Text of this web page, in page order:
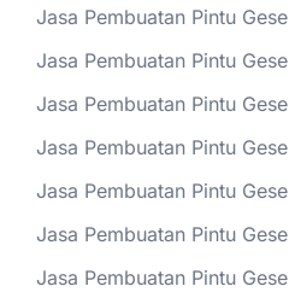
Jasa Pembuatan Pintu
Jasa Pembuatan Pintu
Jasa Pembuatan Pintu
Jasa Pembuatan Pintu
Jasa Pembuatan Pintu
Jasa Pembuatan Pintu
Jasa Pembuatan Pintu